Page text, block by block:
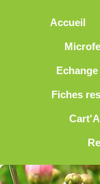
Accueil
Fiches